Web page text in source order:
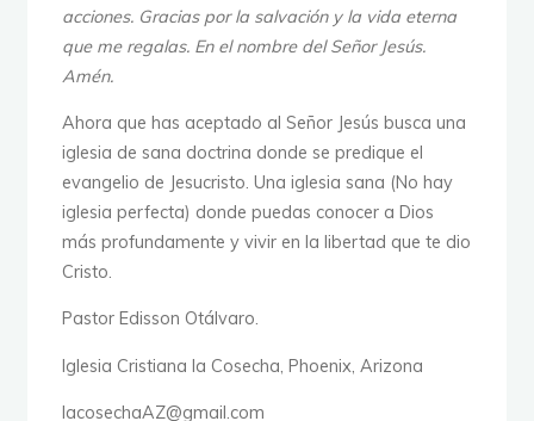
acciones. Gracias por la salvación y la vida eterna
que me regalas. En el nombre del Señor Jesús.
Amén.
Ahora que has aceptado al Señor Jesús busca una
iglesia de sana doctrina donde se predique el
evangelio de Jesucristo. Una iglesia sana (No hay
iglesia perfecta) donde puedas conocer a Dios
más profundamente y vivir en la libertad que te dio
Cristo.
Pastor Edisson Otálvaro.
Iglesia Cristiana la Cosecha, Phoenix, Arizona
lacosechaAZ@gmail.com